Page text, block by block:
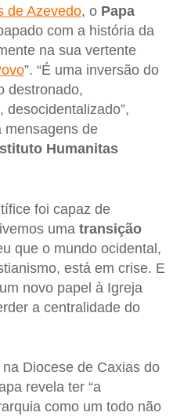
de Azevedo, o Papa
com a história da
na sua vertente
”. “É uma inversão do
destronado,
desocidentalizado”,
mensagens de
Humanitas
foi capaz de
uma transição
que o mundo ocidental,
está em crise. E
novo papel à Igreja
a centralidade do
na Diocese de Caxias do
revela ter “a
como um todo não